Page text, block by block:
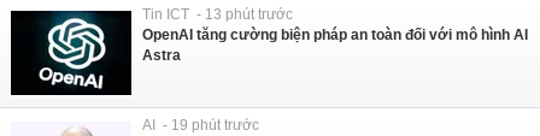
Tin ICT - 13 phút trước
OpenAI tăng cường biện pháp an toàn đối với mô hình AI
Astra
AI - 19 phút trước